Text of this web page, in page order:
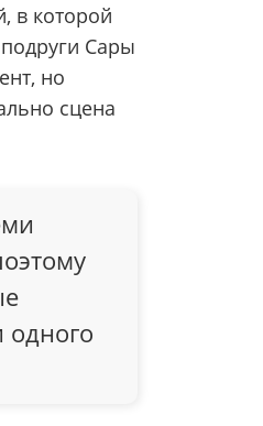
в которой
Сары
но
сцена
одного